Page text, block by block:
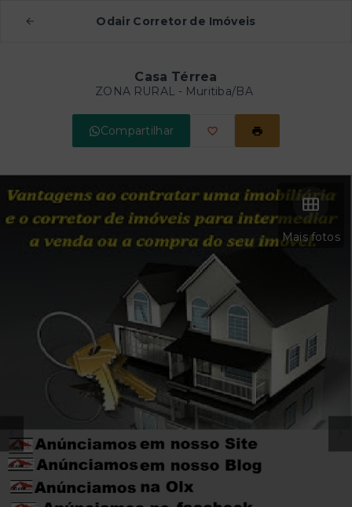
Odair Corretor de Imóveis
Casa Térrea
ZONA RURAL - Muritiba/BA
Compartilhar
Mais fotos